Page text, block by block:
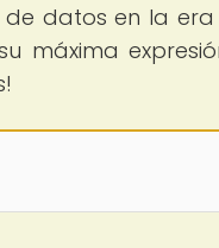
datos en la era
máxima